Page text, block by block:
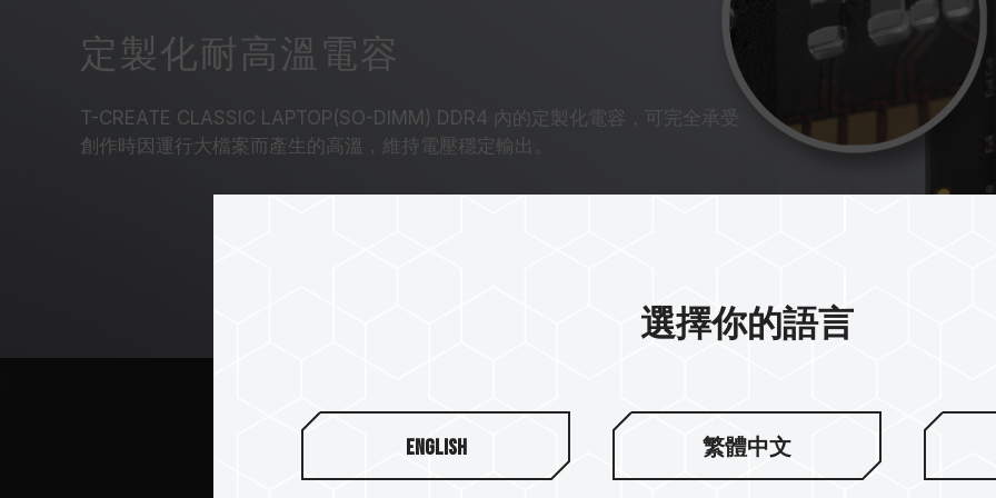
定製化耐高溫電容
T-CREATE CLASSIC LAPTOP(SO-DIMM) DDR4 內的定製化電容，可完全承受
創作時因運行大檔案而產生的高溫，維持電壓穩定輸出。
選擇你的語言
English 繁體中文